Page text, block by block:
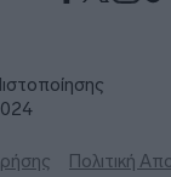
Πολιτική